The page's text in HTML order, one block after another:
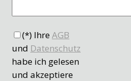
(*) IhreAGB
und Datenschutz
habe ich gelesen
und akzeptiere